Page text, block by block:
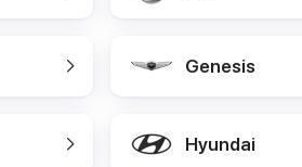
Genesis
Hyundai